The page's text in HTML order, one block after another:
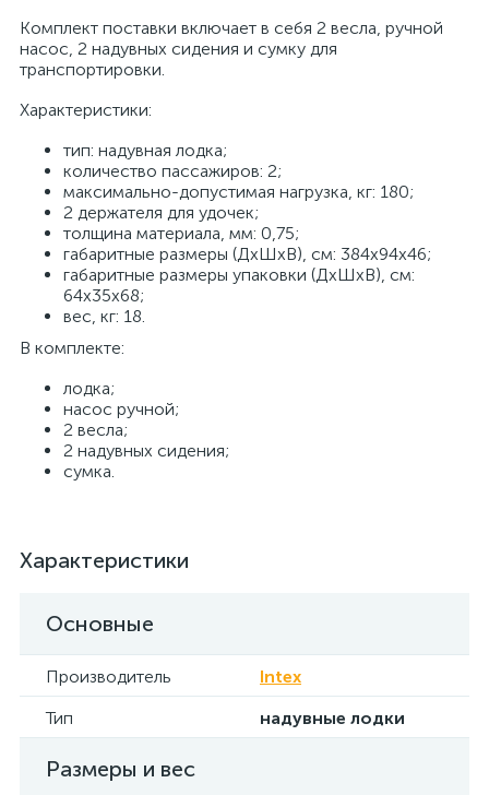
Комплект поставки включает в себя 2 весла, ручной
насос, 2 надувных сидения и сумку для
транспортировки.
Характеристики:
тип: надувная лодка;
количество пассажиров: 2;
максимально-допустимая нагрузка, кг: 180;
2 держателя для удочек;
толщина материала, мм: 0,75;
габаритные размеры (ДхШхВ), см: 384х94х46;
габаритные размеры упаковки (ДхШхВ), см:
64х35х68;
вес, кг: 18.
В комплекте:
лодка;
насос ручной;
2 весла;
2 надувных сидения;
сумка.
Характеристики
Основные
Производитель
Intex
Тип
надувные лодки
Размеры и вес